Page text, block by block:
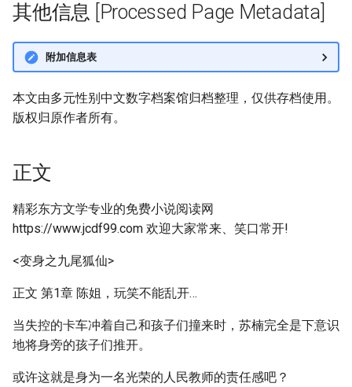
其他信息 [Processed Page Metadata]
附加信息表
本文由多元性别中文数字档案馆归档整理，仅供存档使用。
版权归原作者所有。
正文
精彩东方文学专业的免费小说阅读网
https://www.jcdf99.com 欢迎大家常来、笑口常开!
<变身之九尾狐仙>
正文 第1章 陈姐，玩笑不能乱开…
当失控的卡车冲着自己和孩子们撞来时，苏楠完全是下意识
地将身旁的孩子们推开。
或许这就是身为一名光荣的人民教师的责任感吧？